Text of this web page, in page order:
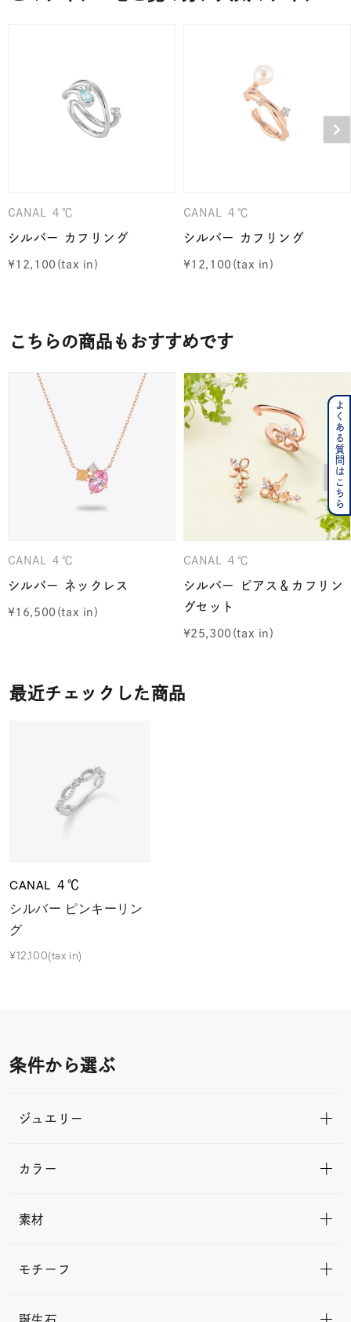
CANAL ４℃
シルバー カフリング
¥12,100
CANAL ４℃
シルバー カフリング
¥12,100
こちらの商品もおすすめです
CANAL ４℃
シルバー ネックレス
¥16,500
CANAL ４℃
シルバー ピアス＆カフリン
グセット
¥25,300
最近チェックした商品
CANAL ４℃
シルバー ピンキーリン
グ
¥12,100(tax in)
条件から選ぶ
ジュエリー
カラー
素材
モチーフ
よくある質問はこちら